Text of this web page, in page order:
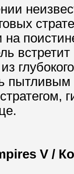
на
пытливым
V /